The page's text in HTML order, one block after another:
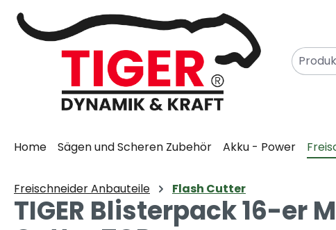
Hauptinhalt springen
Zur Suche springen
Zur Hauptnavigation springen
Home Sägen und Scheren Zubehör Akku - Power
Freischneider Anbauteile Flash Cutter
TIGER Blisterpack 16-er